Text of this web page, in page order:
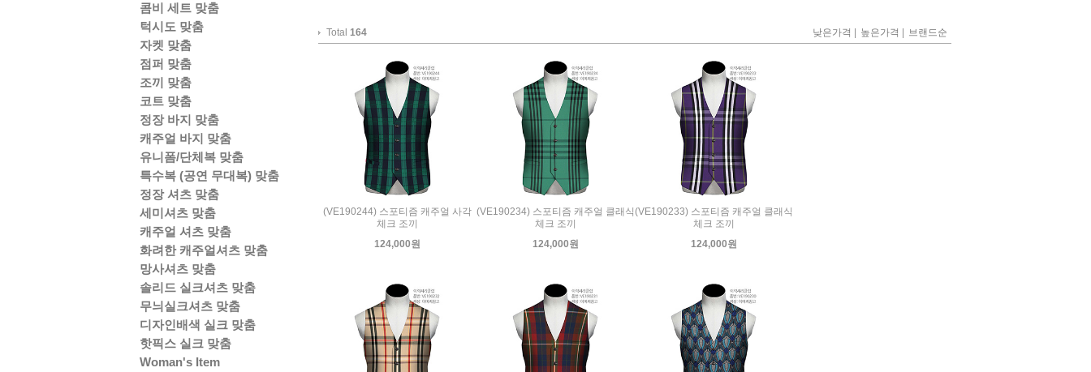
콤비 세트 맞춤
턱시도 맞춤
자켓 맞춤
점퍼 맞춤
조끼 맞춤
코트 맞춤
정장 바지 맞춤
캐주얼 바지 맞춤
유니폼/단체복 맞춤
특수복 (공연 무대복) 맞춤
정장 셔츠 맞춤
세미셔츠 맞춤
캐주얼 셔츠 맞춤
화려한 캐주얼셔츠 맞춤
망사셔츠 맞춤
솔리드 실크셔츠 맞춤
무늬실크셔츠 맞춤
디자인배색 실크 맞춤
핫픽스 실크 맞춤
Woman's Item
Total 164 낮은가격 | 높은가격 | 브랜드순
(VE190244) 스포티즘 캐주얼 사각
체크 조끼
124,000원
(VE190234) 스포티즘 캐주얼 클래식
체크 조끼
124,000원
(VE190233) 스포티즘 캐주얼 클래식
체크 조끼
124,000원